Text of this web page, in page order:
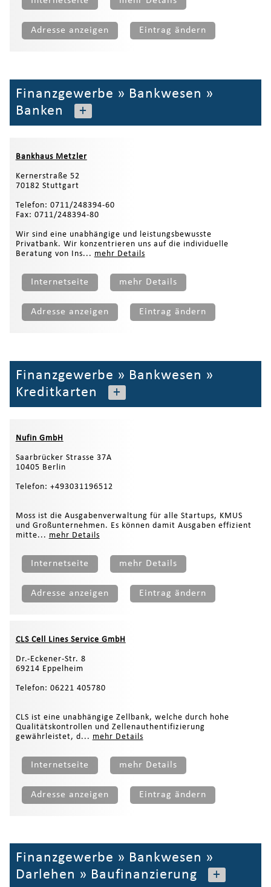
Adresse anzeigen Eintrag ändern
Finanzgewerbe » Bankwesen »
Banken
+
Bankhaus Metzler
Kernerstraße 52
70182 Stuttgart
Telefon: 0711/248394-60
Fax: 0711/248394-80
Wir sind eine unabhängige und leistungsbewusste
Privatbank. Wir konzentrieren uns auf die individuelle
Beratung von Ins... mehr Details
Internetseite mehr Details
Adresse anzeigen Eintrag ändern
Finanzgewerbe » Bankwesen »
Kreditkarten
+
Nufin GmbH
Saarbrücker Strasse 37A
10405 Berlin
Telefon: +493031196512
Moss ist die Ausgabenverwaltung für alle Startups, KMUS
und Großunternehmen. Es können damit Ausgaben effizient
mitte... mehr Details
Internetseite mehr Details
Adresse anzeigen Eintrag ändern
CLS Cell Lines Service GmbH
Dr.-Eckener-Str. 8
69214 Eppelheim
Telefon: 06221 405780
CLS ist eine unabhängige Zellbank, welche durch hohe
Qualitätskontrollen und Zellenauthentifizierung
gewährleistet, d... mehr Details
Internetseite mehr Details
Adresse anzeigen Eintrag ändern
Finanzgewerbe » Bankwesen »
Darlehen » Baufinanzierung +